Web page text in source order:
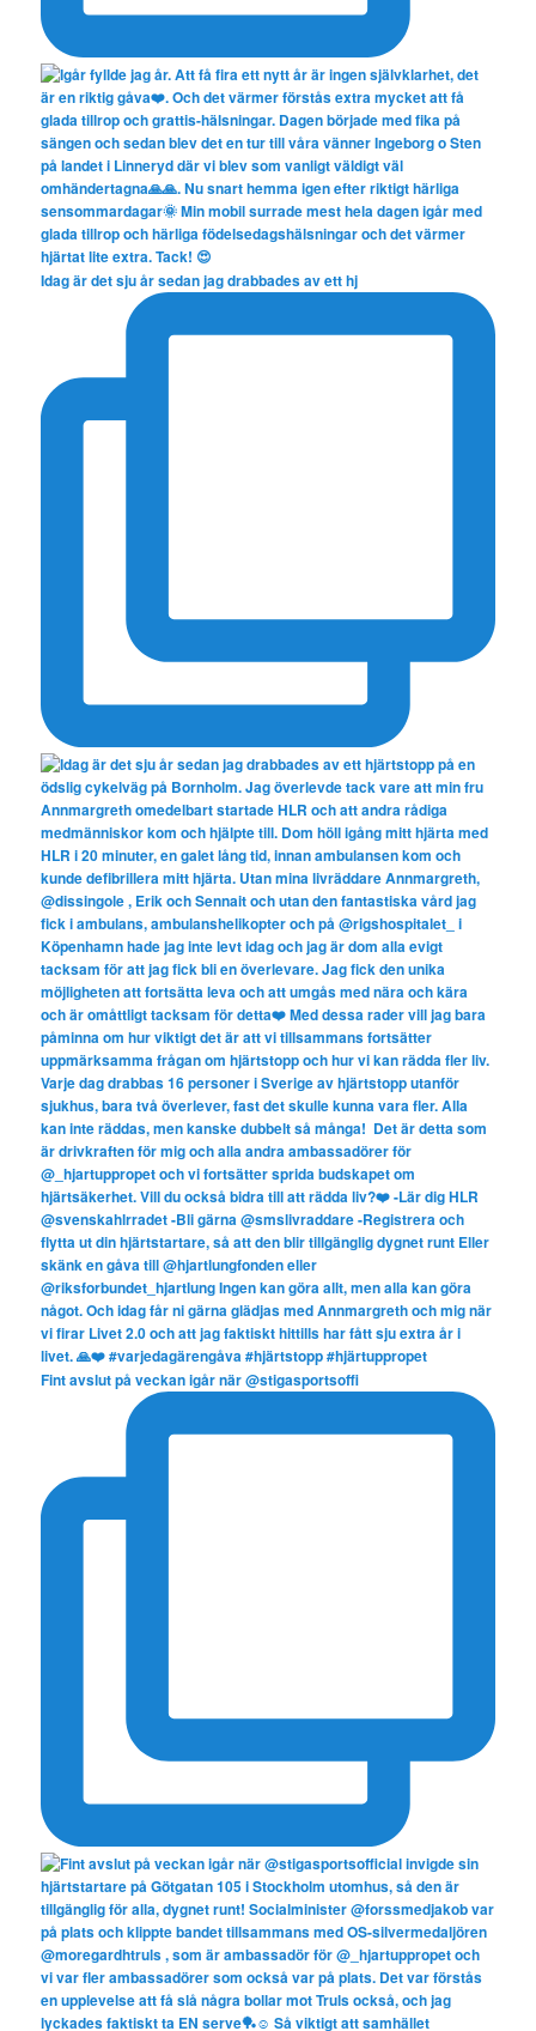
Idag är det sju år sedan jag drabbades av ett hj
Fint avslut på veckan igår när @stigasportsoffi